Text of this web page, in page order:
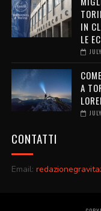
IN
LE
A
CONTATTI
Email: